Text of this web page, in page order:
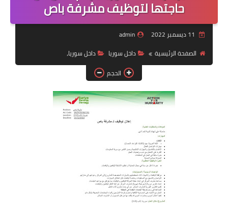
فرص عمل داخل سوريا
فرص عمل في العراق
فرص عمل في اليمن
فرص عمل في السودان
دورات تدريبية
حاجتها لتوظيف مشرفة باص
admin
الصفحة الرئيسية
داخل سوريا
داخل سوريا،
الحجم